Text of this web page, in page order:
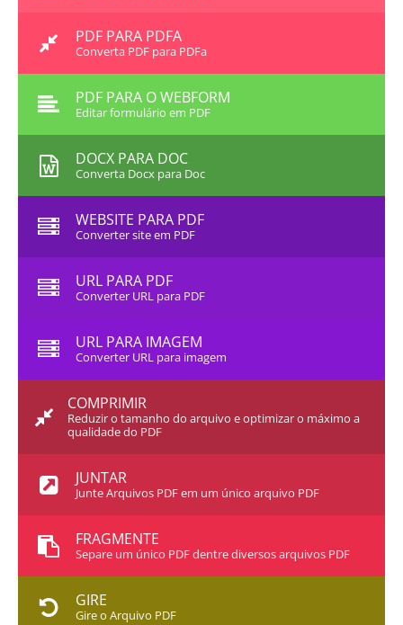
PDF PARA PDFA
Converta PDF para PDFa
PDF PARA O WEBFORM
Editar formulário em PDF
DOCX PARA DOC
Converta Docx para Doc
WEBSITE PARA PDF
Converter site em PDF
URL PARA PDF
Converter URL para PDF
URL PARA IMAGEM
Converter URL para imagem
COMPRIMIR
Reduzir o tamanho do arquivo e optimizar o máximo a
qualidade do PDF
JUNTAR
Junte Arquivos PDF em um único arquivo PDF
FRAGMENTE
Separe um único PDF dentre diversos arquivos PDF
GIRE
Gire o Arquivo PDF